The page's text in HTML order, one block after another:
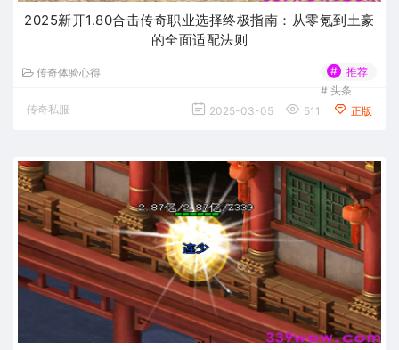
2025新开1.80合击传奇职业选择终极指南：从零氪到土豪
的全面适配法则
传奇体验心得 #
推荐
# 头条
传奇私服
2025-03-05 511 正版